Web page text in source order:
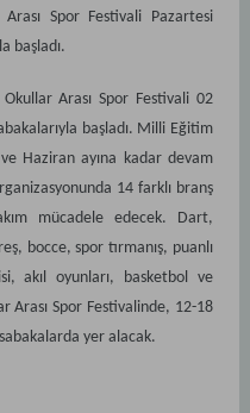
Spor Festivali Pazartesi
başladı.
Arası Spor Festivali 02
başladı. Milli Eğitim
Haziran ayına kadar devam
14 farklı branş
mücadele edecek. Dart,
bocce, spor tırmanış, puanlı
akıl oyunları, basketbol ve
Arası Spor Festivalinde, 12-18
yer alacak.